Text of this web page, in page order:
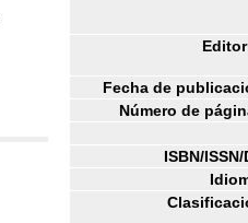
Fecha de
Número de
ISBN/